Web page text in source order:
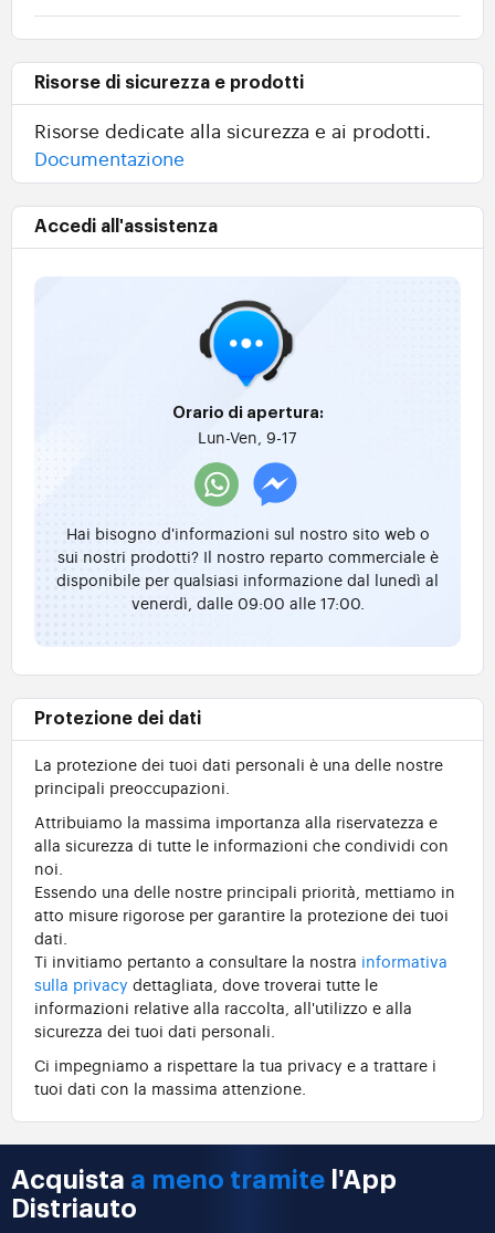
Risorse di sicurezza e prodotti
Risorse dedicate alla sicurezza e ai prodotti.
Documentazione
Accedi all'assistenza
Orario di apertura:
Lun-Ven, 9-17
Hai bisogno d'informazioni sul nostro sito web o
sui nostri prodotti? Il nostro reparto commerciale è
disponibile per qualsiasi informazione dal lunedì al
venerdì, dalle 09:00 alle 17:00.
Protezione dei dati
La protezione dei tuoi dati personali è una delle nostre
principali preoccupazioni.
Attribuiamo la massima importanza alla riservatezza e
alla sicurezza di tutte le informazioni che condividi con
noi.
Essendo una delle nostre principali priorità, mettiamo in
atto misure rigorose per garantire la protezione dei tuoi
dati.
Ti invitiamo pertanto a consultare la nostra informativa
sulla privacy dettagliata, dove troverai tutte le
informazioni relative alla raccolta, all'utilizzo e alla
sicurezza dei tuoi dati personali.
Ci impegniamo a rispettare la tua privacy e a trattare i
tuoi dati con la massima attenzione.
Acquista a meno tramite l'App
Distriauto